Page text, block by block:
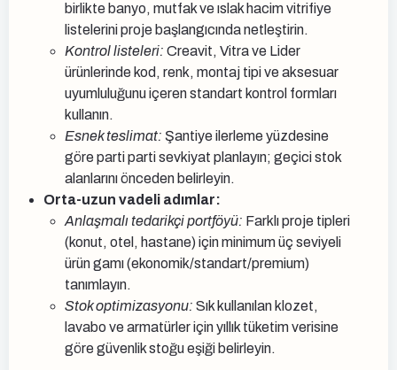
birlikte banyo, mutfak ve ıslak hacim vitrifiye
listelerini proje başlangıcında netleştirin.
Kontrol listeleri: Creavit, Vitra ve Lider
ürünlerinde kod, renk, montaj tipi ve aksesuar
uyumluluğunu içeren standart kontrol formları
kullanın.
Esnek teslimat: Şantiye ilerleme yüzdesine
göre parti parti sevkiyat planlayın; geçici stok
alanlarını önceden belirleyin.
Orta-uzun vadeli adımlar:
Anlaşmalı tedarikçi portföyü: Farklı proje tipleri
(konut, otel, hastane) için minimum üç seviyeli
ürün gamı (ekonomik/standart/premium)
tanımlayın.
Stok optimizasyonu: Sık kullanılan klozet,
lavabo ve armatürler için yıllık tüketim verisine
göre güvenlik stoğu eşiği belirleyin.